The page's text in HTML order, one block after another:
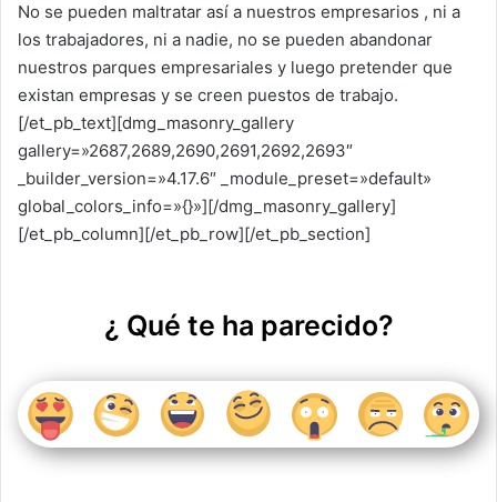
No se pueden maltratar así a nuestros empresarios , ni a
los trabajadores, ni a nadie, no se pueden abandonar
nuestros parques empresariales y luego pretender que
existan empresas y se creen puestos de trabajo.
[/et_pb_text][dmg_masonry_gallery
gallery=»2687,2689,2690,2691,2692,2693″
_builder_version=»4.17.6″ _module_preset=»default»
global_colors_info=»{}»][/dmg_masonry_gallery]
[/et_pb_column][/et_pb_row][/et_pb_section]
¿ Qué te ha parecido?